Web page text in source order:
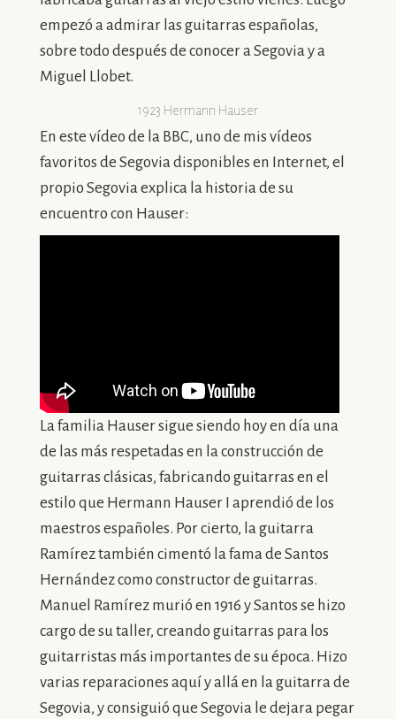
empezó a admirar las guitarras españolas,
sobre todo después de conocer a Segovia y a
Miguel Llobet.
1923 Hermann Hauser
En este vídeo de la BBC, uno de mis vídeos
favoritos de Segovia disponibles en Internet, el
propio Segovia explica la historia de su
encuentro con Hauser:
La familia Hauser sigue siendo hoy en día una
de las más respetadas en la construcción de
guitarras clásicas, fabricando guitarras en el
estilo que Hermann Hauser I aprendió de los
maestros españoles. Por cierto, la guitarra
Ramírez también cimentó la fama de Santos
Hernández como constructor de guitarras.
Manuel Ramírez murió en 1916 y Santos se hizo
cargo de su taller, creando guitarras para los
guitarristas más importantes de su época. Hizo
varias reparaciones aquí y allá en la guitarra de
Segovia, y consiguió que Segovia le dejara pegar